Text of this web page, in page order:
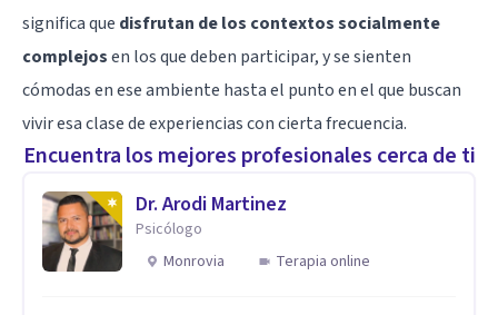
significa que disfrutan de los contextos socialmente
complejosen los que deben participar, y se sienten
cómodas en ese ambiente hasta el punto en el que buscan
vivir esa clase de experiencias con cierta frecuencia.
Encuentra los mejores profesionales cerca de ti
Dr. Arodi Martinez
Psicólogo
Monrovia
Terapia online